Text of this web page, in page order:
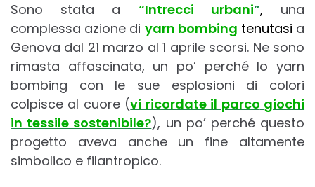
Sono stata a “Intrecci urbani”, una
complessa azione di yarn bombing tenutasi a
Genova dal 21 marzo al 1 aprile scorsi. Ne sono
rimasta affascinata, un po’ perché lo yarn
bombing con le sue esplosioni di colori
colpisce al cuore (vi ricordate il parco giochi
in tessile sostenibile?), un po’ perché questo
progetto aveva anche un fine altamente
simbolico e filantropico.